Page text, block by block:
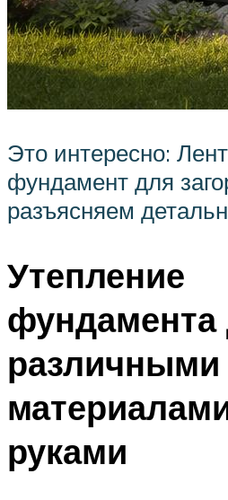
Это интересно:
фундамент для
разъясняем
Утепление
фундамента
различными
руками